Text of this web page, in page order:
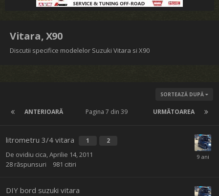
Vitara, X90
Discutii specifice modelelor Suzuki Vitara si X90
SORTEAZĂ DUPĂ
ANTERIOARĂ URMĂTOAREA
Pagina 7 din 39
litrometru 3/4 vitara 1 2
De ovidiu cica Aprilie 14, 2011
28 răspunsuri 981 citiri
DIY bord suzuki vitara